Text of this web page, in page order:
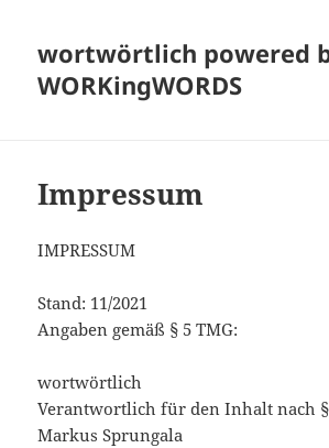
wortwörtlich powered
WORKingWORDS
Impressum
IMPRESSUM
Stand: 11/2021
Angaben gemäß § 5 TMG:
wortwörtlich
Verantwortlich für den Inhalt nach §
Markus Sprungala